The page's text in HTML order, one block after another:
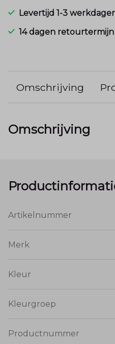
Levertijd 1-3
14 dagen retourtermijn
Omschrijving
Omschrijving
Artikelnummer
Merk
Kleur
Kleurgroep
Productnummer